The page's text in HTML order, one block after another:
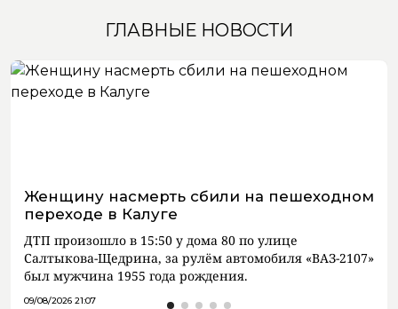
ГЛАВНЫЕ НОВОСТИ
Женщину насмерть сбили на пешеходном
переходе в Калуге
ДТП произошло в 15:50 у дома 80 по улице
Салтыкова-Щедрина, за рулём автомобиля «ВАЗ-2107»
был мужчина 1955 года рождения.
09/08/2026 21:07